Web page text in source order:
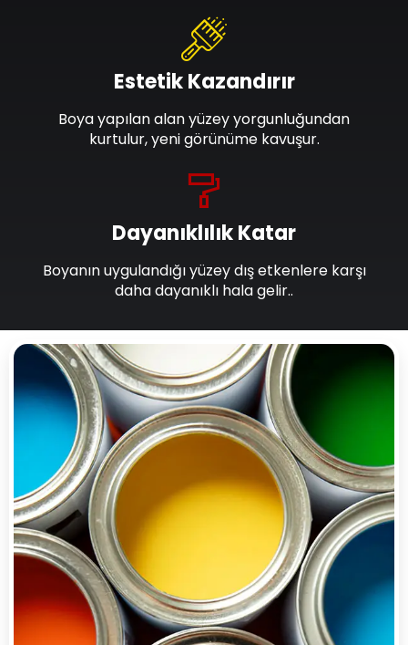
Dayanıklılık Katar
Boyanın uygulandığı yüzey dış etkenlere karşı
daha dayanıklı hala gelir..
Estetik Kazandırır
Boya yapılan alan yüzey yorgunluğundan
kurtulur, yeni görünüme kavuşur.